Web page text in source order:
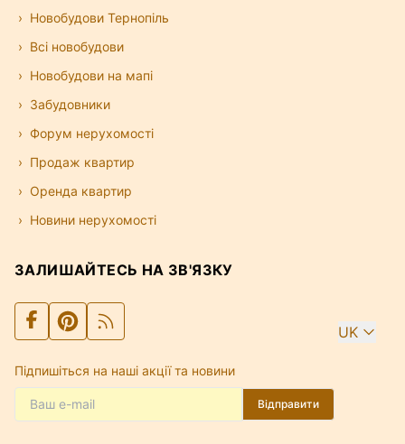
Новобудови Тернопіль
Всі новобудови
Новобудови на мапі
Забудовники
Форум нерухомості
Продаж квартир
Оренда квартир
Новини нерухомості
ЗАЛИШАЙТЕСЬ НА ЗВ'ЯЗКУ
UK
Підпишіться на наші акції та новини
Відправити